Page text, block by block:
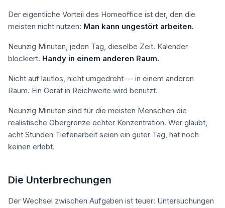
Der eigentliche Vorteil des Homeoffice ist der, den die
meisten nicht nutzen: Man kann ungestört arbeiten.
Neunzig Minuten, jeden Tag, dieselbe Zeit. Kalender
blockiert. Handy in einem anderen Raum.
Nicht auf lautlos, nicht umgedreht — in einem anderen
Raum. Ein Gerät in Reichweite wird benutzt.
Neunzig Minuten sind für die meisten Menschen die
realistische Obergrenze echter Konzentration. Wer glaubt,
acht Stunden Tiefenarbeit seien ein guter Tag, hat noch
keinen erlebt.
Die Unterbrechungen
Der Wechsel zwischen Aufgaben ist teuer: Untersuchungen